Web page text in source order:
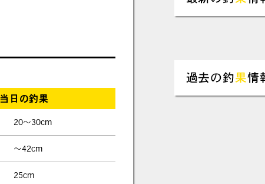
当日の釣果
20～30cm
～42cm
25cm